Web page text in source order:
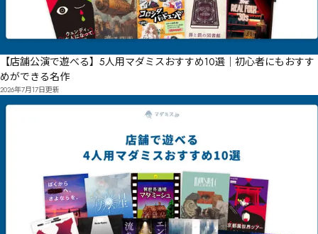
【店舗公演で遊べる】5人用マダミスおすすめ10選｜初心者にもおすす
めができる名作
2026年7月17日更新